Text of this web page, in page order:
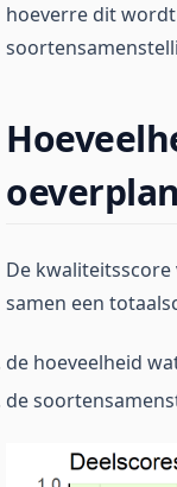
hoeverre dit
De
samen een
de hoeveelheid
de